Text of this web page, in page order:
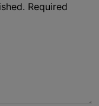
Required